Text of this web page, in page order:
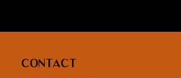
Contact